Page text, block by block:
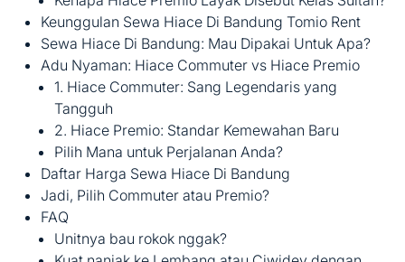
Keunggulan Sewa Hiace Di Bandung Tomio Rent
Sewa Hiace Di Bandung: Mau Dipakai Untuk Apa?
Adu Nyaman: Hiace Commuter vs Hiace Premio
1. Hiace Commuter: Sang Legendaris yang
Tangguh
2. Hiace Premio: Standar Kemewahan Baru
Pilih Mana untuk Perjalanan Anda?
Daftar Harga Sewa Hiace Di Bandung
Jadi, Pilih Commuter atau Premio?
FAQ
Unitnya bau rokok nggak?